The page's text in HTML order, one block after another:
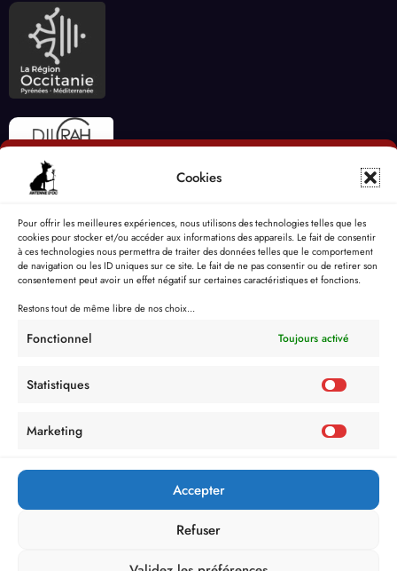
Cookies
Pour offrir les meilleures expériences, nous utilisons des technologies telles que les
cookies pour stocker et/ou accéder aux informations des appareils. Le fait de consentir
à ces technologies nous permettra de traiter des données telles que le comportement
de navigation ou les ID uniques sur ce site. Le fait de ne pas consentir ou de retirer son
consentement peut avoir un effet négatif sur certaines caractéristiques et fonctions.
Restons tout de même libre de nos choix...
Fonctionnel Toujours activé
Statistiques
Marketing
Accepter
Refuser